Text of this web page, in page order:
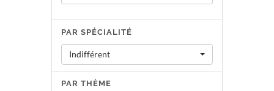
PAR SPÉCIALITÉ
Indifférent
PAR THÈME